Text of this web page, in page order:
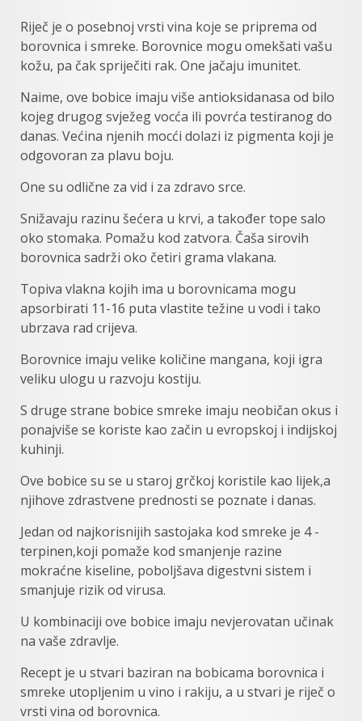
Riječ je o posebnoj vrsti vina koje se priprema od
borovnica i smreke. Borovnice mogu omekšati vašu
kožu, pa čak spriječiti rak. One jačaju imunitet.
Naime, ove bobice imaju više antioksidanasa od bilo
kojeg drugog svježeg vocća ili povrća testiranog do
danas. Većina njenih mocći dolazi iz pigmenta koji je
odgovoran za plavu boju.
One su odlične za vid i za zdravo srce.
Snižavaju razinu šećera u krvi, a također tope salo
oko stomaka. Pomažu kod zatvora. Čaša sirovih
borovnica sadrži oko četiri grama vlakana.
Topiva vlakna kojih ima u borovnicama mogu
apsorbirati 11-16 puta vlastite težine u vodi i tako
ubrzava rad crijeva.
Borovnice imaju velike količine mangana, koji igra
veliku ulogu u razvoju kostiju.
S druge strane bobice smreke imaju neobičan okus i
ponajviše se koriste kao začin u evropskoj i indijskoj
kuhinji.
Ove bobice su se u staroj grčkoj koristile kao lijek,a
njihove zdrastvene prednosti se poznate i danas.
Jedan od najkorisnijih sastojaka kod smreke je 4 -
terpinen,koji pomaže kod smanjenje razine
mokraćne kiseline, poboljšava digestvni sistem i
smanjuje rizik od virusa.
U kombinaciji ove bobice imaju nevjerovatan učinak
na vaše zdravlje.
Recept je u stvari baziran na bobicama borovnica i
smreke utopljenim u vino i rakiju, a u stvari je riječ o
vrsti vina od borovnica.